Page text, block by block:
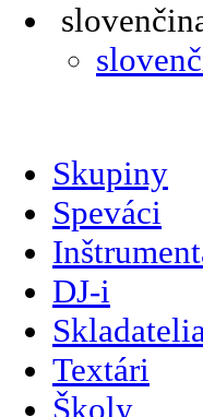
Skupiny
Speváci
DJ-i
Textári
Školy